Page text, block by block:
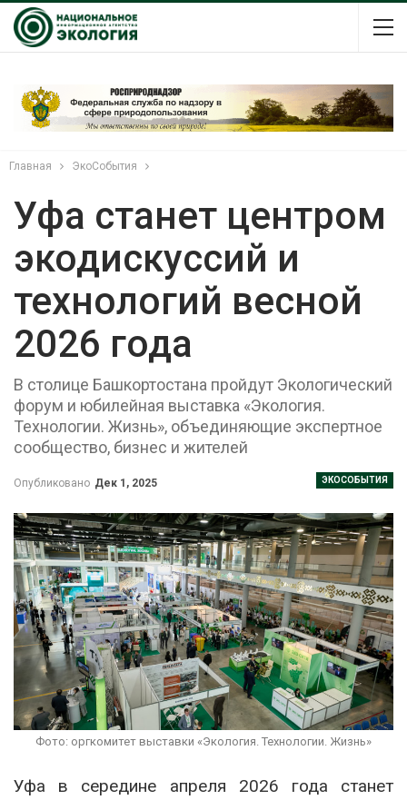
Главная ЭкоСобытия
Уфа станет центром
экодискуссий и
технологий весной
2026 года
В столице Башкортостана пройдут Экологический
форум и юбилейная выставка «Экология.
Технологии. Жизнь», объединяющие экспертное
сообщество, бизнес и жителей
ЭКОСОБЫТИЯ
Опубликовано Дек 1, 2025
Фото: оргкомитет выставки «Экология. Технологии. Жизнь»
Уфа в середине апреля 2026 года станет